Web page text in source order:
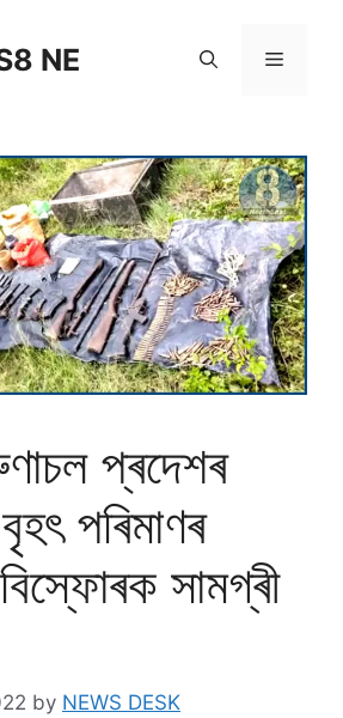
NE
প্ৰদেশৰ
পৰিমাণৰ
সামগ্ৰী
by NEWS DESK